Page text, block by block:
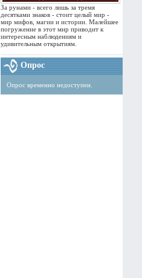
За рунами - всего лишь за тремя
десятками знаков - стоит целый мир -
мир мифов, магии и истории. Малейшее
погружение в этот мир приводит к
интересным наблюдениям и
удивительным открытиям.
Опрос
Опрос временно недоступен.